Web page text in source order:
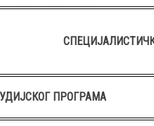
ПРОГРАМА